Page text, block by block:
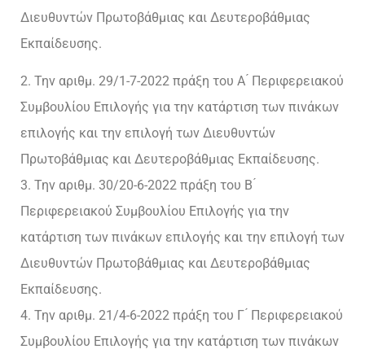
Διευθυντών Πρωτοβάθμιας και Δευτεροβάθμιας
Εκπαίδευσης.
2. Την αριθμ. 29/1-7-2022 πράξη του Α ́ Περιφερειακού
Συμβουλίου Επιλογής για την κατάρτιση των πινάκων
επιλογής και την επιλογή των Διευθυντών
Πρωτοβάθμιας και Δευτεροβάθμιας Εκπαίδευσης.
3. Την αριθμ. 30/20-6-2022 πράξη του Β ́
Περιφερειακού Συμβουλίου Επιλογής για την
κατάρτιση των πινάκων επιλογής και την επιλογή των
Διευθυντών Πρωτοβάθμιας και Δευτεροβάθμιας
Εκπαίδευσης.
4. Την αριθμ. 21/4-6-2022 πράξη του Γ ́ Περιφερειακού
Συμβουλίου Επιλογής για την κατάρτιση των πινάκων